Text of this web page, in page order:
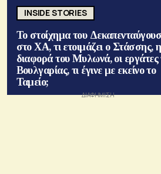
INSIDE STORIES
Το στοίχημα του
στο ΧΑ, τι ετοιμάζει ο Στάσσης, η
διαφορά του Μυλωνά, οι εργάτες
Βουλγαρίας, τι έγινε με εκείνο το
Ταμείο;